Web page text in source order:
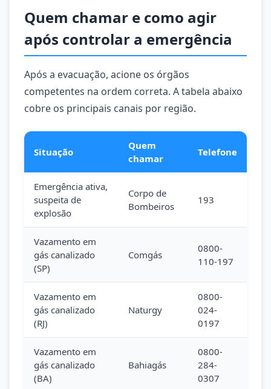
Quem chamar e como agir
após controlar a emergência
Após a evacuação, acione os órgãos
competentes na ordem correta. A tabela abaixo
cobre os principais canais por região.
Situação
Quem
chamar
Telefone
Emergência ativa,
suspeita de
explosão
Corpo de
Bombeiros
193
Vazamento em
gás canalizado
(SP)
Comgás
0800-
110-197
Vazamento em
gás canalizado
(RJ)
Naturgy
0800-
024-
0197
Vazamento em
gás canalizado
(BA)
Bahiagás
0800-
284-
0307